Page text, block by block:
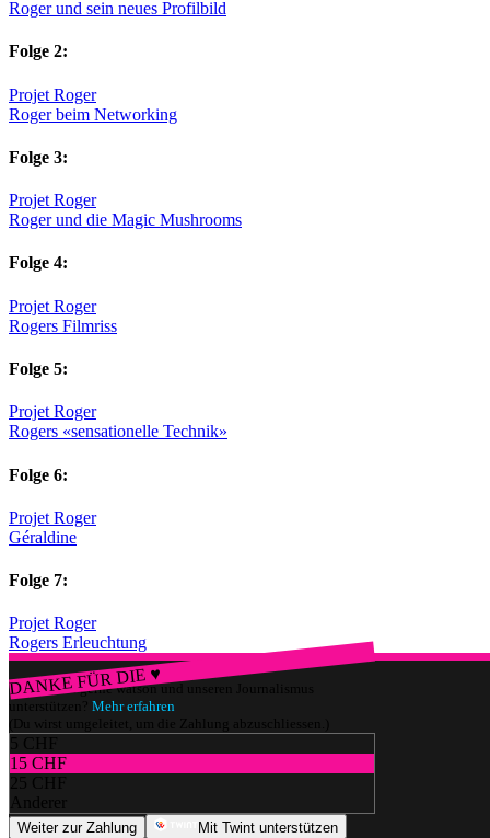
Roger und sein neues Profilbild
Folge 2:
Projet Roger
Roger beim Networking
Folge 3:
Projet Roger
Roger und die Magic Mushrooms
Folge 4:
Projet Roger
Rogers Filmriss
Folge 5:
Projet Roger
Rogers «sensationelle Technik»
Folge 6:
Projet Roger
Géraldine
Folge 7:
Projet Roger
Rogers Erleuchtung
DANKE FÜR DIE ♥
Würdest du gerne watson und unseren Journalismus
unterstützen? Mehr erfahren
(Du wirst umgeleitet, um die Zahlung abzuschliessen.)
5 CHF
15 CHF
25 CHF
Anderer
Weiter zur Zahlung
Mit Twint unterstützen